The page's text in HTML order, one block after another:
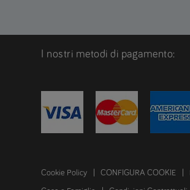
I nostri metodi di pagamento:
Cookie Policy CONFIGURA COOKIE